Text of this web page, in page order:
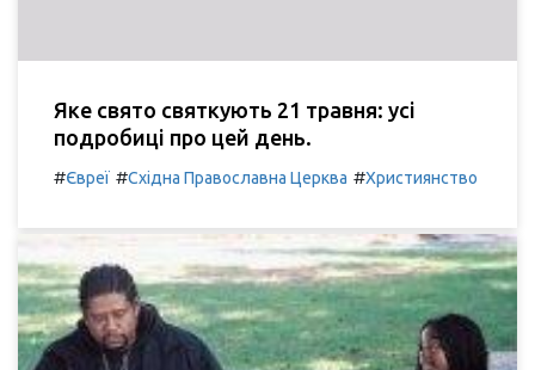
Яке свято святкують 21 травня: усі
подробиці про цей день.
#Євреї #Східна Православна Церква #Християнство